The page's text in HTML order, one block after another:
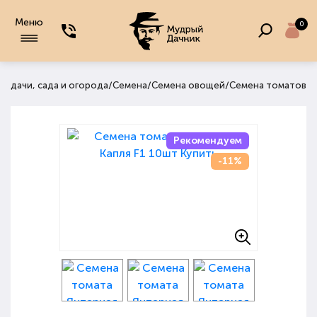
Меню 0
дачи, сада и огорода/Семена/Семена овощей/Семена томатов
Рекомендуем
-11%